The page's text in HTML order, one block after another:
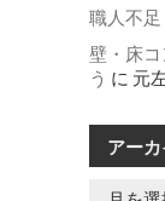
職人不足
壁・床
う に 元
アー
ア
ー